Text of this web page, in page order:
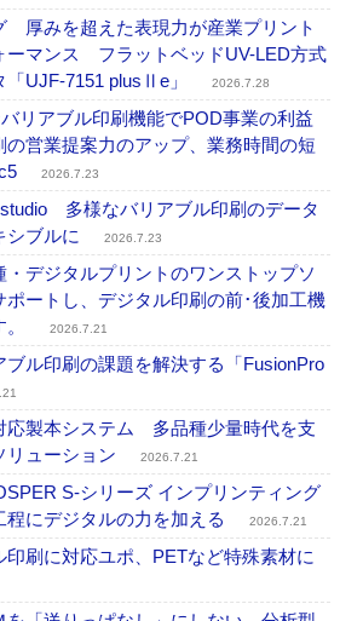
厚みを超えた表現力が産業プリント
ーマンス フラットベッドUV-LED方式
「UJF-7151 plusⅡe」
2026.7.28
リアブル印刷機能でPOD事業の利益
営業提案力のアップ、業務時間の短
2026.7.23
多様なバリアブル印刷のデータ
シブルに
2026.7.23
デジタルプリントのワンストップソ
ポートし、デジタル印刷の前･後加工機
2026.7.21
ル印刷の課題を解決する「FusionPro
製本システム 多品種少量時代を支
リューション
2026.7.21
S-シリーズ インプリンティング
にデジタルの力を加える
2026.7.21
刷に対応ユポ、PETなど特殊素材に